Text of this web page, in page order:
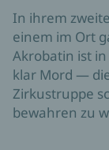
In ihrem
einem im Ort
Akrobatin ist
klar Mord —
Zirkustruppe
bewahren zu